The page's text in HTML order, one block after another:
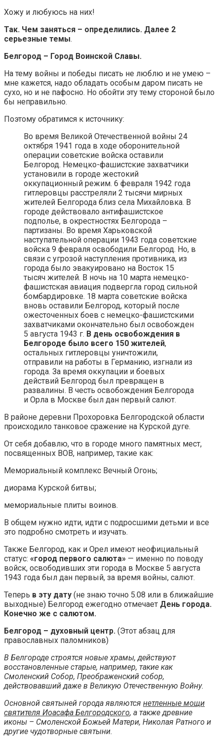
Хожу и любуюсь на них!
Так. Чем заняться – определились. Далее 2
серьезные темы.
Белгород – Город Воинской Славы.
На тему войны и победы писать не люблю и не умею –
мне кажется, надо обладать особым даром писать не
сухо, но и не пафосно. Но обойти эту тему стороной было
бы неправильно.
Поэтому обратимся к источнику:
Во время Великой Отечественной войны 24
октября 1941 года в ходе оборонительной
операции советские войска оставили
Белгород. Немецко-фашистские захватчики
установили в городе жестокий
оккупационный режим. 6 февраля 1942 года
гитлеровцы расстреляли 2 тысячи мирных
жителей Белгорода близ села Михайловка. В
городе действовало антифашистское
подполье, в окрестностях Белгорода –
партизаны. Во время Харьковской
наступательной операции 1943 года советские
войска 9 февраля освободили Белгород. Но, в
связи с угрозой наступления противника, из
города было эвакуировано на Восток 15
тысяч жителей. В ночь на 10 марта немецко-
фашистская авиация подвергла город сильной
бомбардировке. 18 марта советские войска
вновь оставили Белгород, который после
ожесточенных боев с немецко-фашистскими
захватчиками окончательно был освобожден
5 августа 1943 г. В день освобождения в
Белгороде было всего 150 жителей,
остальных гитлеровцы уничтожили,
отправили на работы в Германию, изгнали из
города. За время оккупации и боевых
действий Белгород был превращен в
развалины. В честь освобождения Белгорода
и Орла в Москве был дан первый салют.
В районе деревни Прохоровка Белгородской области
происходило танковое сражение на Курской дуге.
От себя добавлю, что в городе много памятных мест,
посвященных ВОВ, например, такие как:
Мемориальный комплекс Вечный Огонь;
диорама Курской битвы;
мемориальные плиты воинов.
В общем нужно идти, идти с подросшими детьми и все
это подробно смотреть и изучать.
Также Белгород, как и Орел имеют неофициальный
статус: «город первого салюта» — именно по поводу
войск, освободивших эти города в Москве 5 августа
1943 года был дан первый, за время войны, салют.
Теперь в эту дату (не знаю точно 5.08 или в ближайшие
выходные) Белгород ежегодно отмечает День города.
Конечно же с салютом.
Белгород – духовный центр. (Этот абзац для
православных паломников)
В Белгороде строятся новые храмы, действуют
восстановленные старые, например, такие как
Смоленский Собор, Преображенский собор,
действовавший даже в Великую Отечественную Войну.
Основной святыней города являются нетленные мощи
святителя Иоасафа Белгородского, а также древние
иконы – Смоленской Божьей Матери, Николая Ратного и
другие чудотворные святыни.